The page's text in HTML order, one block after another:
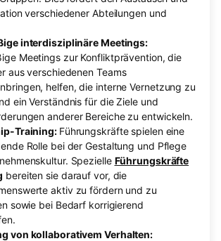
verschiedener Abteilungen und
interdisziplinäre Meetings:
Meetings zur Konfliktprävention, die
aus verschiedenen Teams
helfen, die interne Vernetzung zu
ein Verständnis für die Ziele und
anderer Bereiche zu entwickeln.
Training: Führungskräfte spielen eine
Rolle bei der Gestaltung und Pflege
Spezielle Führungskräfte
bereiten sie darauf vor, die
aktiv zu fördern und zu
sowie bei Bedarf korrigierend
von kollaborativem Verhalten: